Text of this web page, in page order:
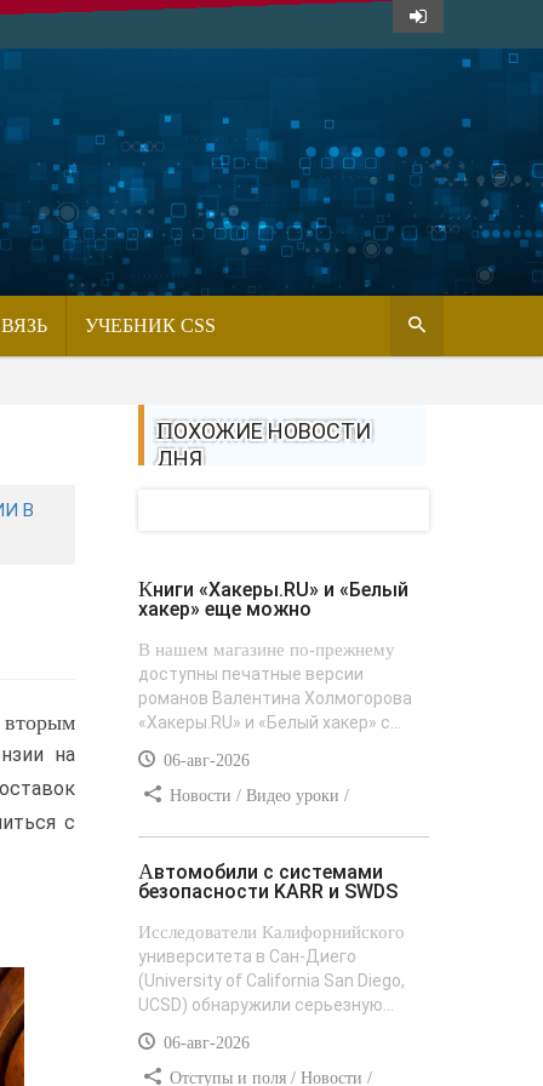
УЧЕБНИК CSS
В
вторым
на
с
ПОХОЖИЕ НОВОСТИ
ДНЯ
Книги «Хакеры.RU» и «Белый
хакер» еще можно
В нашем магазине по-прежнему
доступны печатные версии
романов Валентина Холмогорова
«Хакеры.RU» и «Белый хакер» с...
06-авг-2026
Новости / Видео уроки /
Автомобили с системами
безопасности KARR и SWDS
Исследователи Калифорнийского
университета в Сан-Диего
(University of California San Diego,
UCSD) обнаружили серьезную...
06-авг-2026
Отступы и поля / Новости /